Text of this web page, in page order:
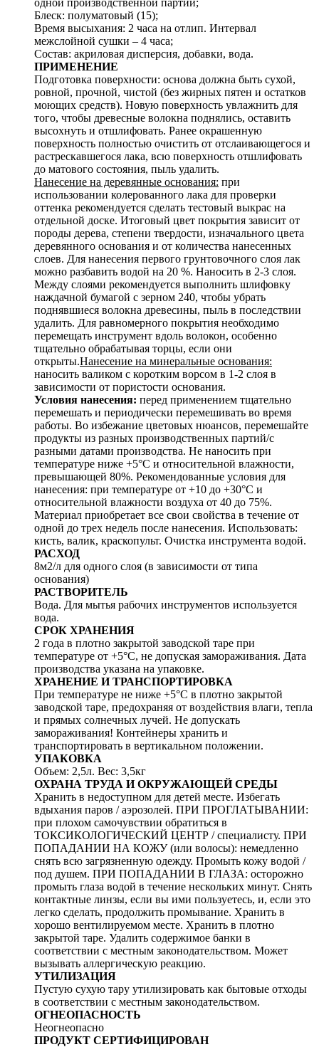
Блеск: полуматовый (15);
Время высыхания: 2 часа на отлип. Интервал
межслойной сушки – 4 часа;
Состав: акриловая дисперсия, добавки, вода.
ПРИМЕНЕНИЕ
Подготовка поверхности: основа должна быть сухой,
ровной, прочной, чистой (без жирных пятен и остатков
моющих средств). Новую поверхность увлажнить для
того, чтобы древесные волокна поднялись, оставить
высохнуть и отшлифовать. Ранее окрашенную
поверхность полностью очистить от отслаивающегося и
растрескавшегося лака, всю поверхность отшлифовать
до матового состояния, пыль удалить.
Нанесение на деревянные основания: при
использовании колерованного лака для проверки
оттенка рекомендуется сделать тестовый выкрас на
отдельной доске. Итоговый цвет покрытия зависит от
породы дерева, степени твердости, изначального цвета
деревянного основания и от количества нанесенных
слоев. Для нанесения первого грунтовочного слоя лак
можно разбавить водой на 20 %. Наносить в 2-3 слоя.
Между слоями рекомендуется выполнить шлифовку
наждачной бумагой с зерном 240, чтобы убрать
поднявшиеся волокна древесины, пыль в последствии
удалить. Для равномерного покрытия необходимо
перемещать инструмент вдоль волокон, особенно
тщательно обрабатывая торцы, если они
открыты.Нанесение на минеральные основания:
наносить валиком с коротким ворсом в 1-2 слоя в
зависимости от пористости основания.
Условия нанесения: перед применением тщательно
перемешать и периодически перемешивать во время
работы. Во избежание цветовых нюансов, перемешайте
продукты из разных производственных партий/с
разными датами производства. Не наносить при
температуре ниже +5°С и относительной влажности,
превышающей 80%. Рекомендованные условия для
нанесения: при температуре от +10 до +30°С и
относительной влажности воздуха от 40 до 75%.
Материал приобретает все свои свойства в течение от
одной до трех недель после нанесения. Использовать:
кисть, валик, краскопульт. Очистка инструмента водой.
РАСХОД
8м2/л для одного слоя (в зависимости от типа
основания)
РАСТВОРИТЕЛЬ
Вода. Для мытья рабочих инструментов используется
вода.
СРОК ХРАНЕНИЯ
2 года в плотно закрытой заводской таре при
температуре от +5°C, не допуская замораживания. Дата
производства указана на упаковке.
ХРАНЕНИЕ И ТРАНСПОРТИРОВКА
При температуре не ниже +5°C в плотно закрытой
заводской таре, предохраняя от воздействия влаги, тепла
и прямых солнечных лучей. Не допускать
замораживания! Контейнеры хранить и
транспортировать в вертикальном положении.
УПАКОВКА
Объем: 2,5л. Вес: 3,5кг
ОХРАНА ТРУДА И ОКРУЖАЮЩЕЙ СРЕДЫ
Хранить в недоступном для детей месте. Избегать
вдыхания паров / аэрозолей. ПРИ ПРОГЛАТЫВАНИИ:
при плохом самочувствии обратиться в
ТОКСИКОЛОГИЧЕСКИЙ ЦЕНТР / специалисту. ПРИ
ПОПАДАНИИ НА КОЖУ (или волосы): немедленно
снять всю загрязненную одежду. Промыть кожу водой /
под душем. ПРИ ПОПАДАНИИ В ГЛАЗА: осторожно
промыть глаза водой в течение нескольких минут. Снять
контактные линзы, если вы ими пользуетесь, и, если это
легко сделать, продолжить промывание. Хранить в
хорошо вентилируемом месте. Хранить в плотно
закрытой таре. Удалить содержимое банки в
соответствии с местным законодательством. Может
вызывать аллергическую реакцию.
УТИЛИЗАЦИЯ
Пустую сухую тару утилизировать как бытовые отходы
в соответствии с местным законодательством.
ОГНЕОПАСНОСТЬ
Неогнеопасно
ПРОДУКТ СЕРТИФИЦИРОВАН